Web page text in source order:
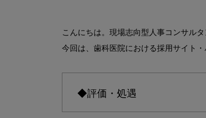
こんにちは。現場志向型人事コンサルタ
今回は、歯科医院における採用サイト
◆評価・処遇